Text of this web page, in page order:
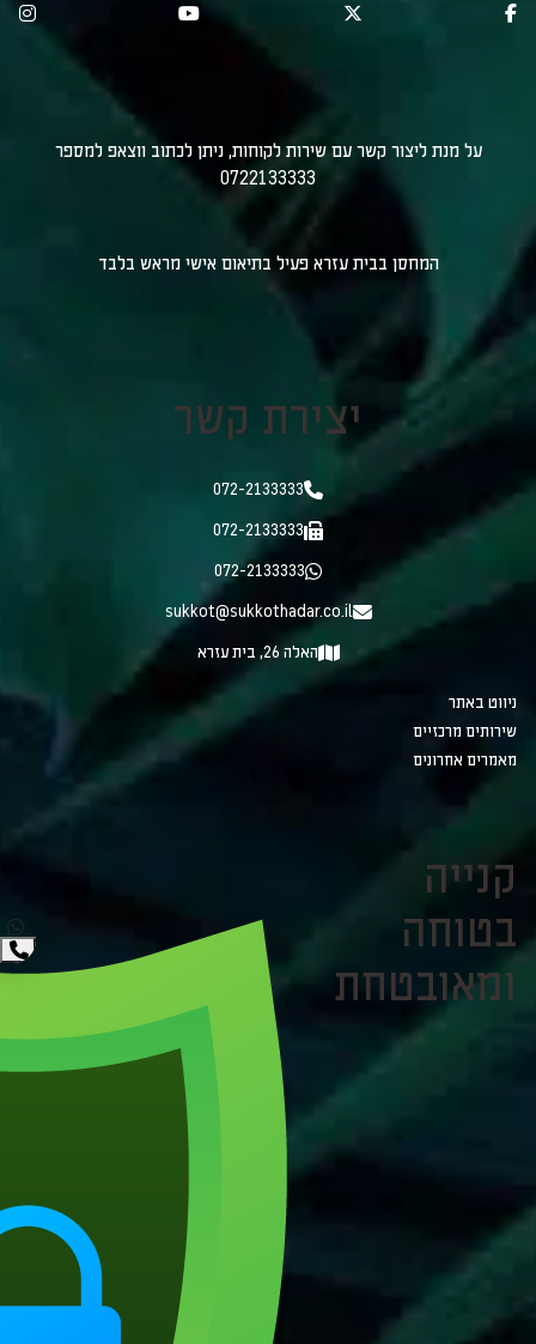
על מנת ליצור קשר עם שירות לקוחות, ניתן לכתוב ווצאפ למספר
0722133333
המחסן בבית עזרא פעיל בתיאום אישי מראש בלבד
יצירת קשר
072-2133333
072-2133333
072-2133333
sukkot@sukkothadar.co.il
האלה 26, בית עזרא
ניווט באתר
שירותים מרכזיים
מאמרים אחרונים
קנייה
בטוחה
ומאובטחת